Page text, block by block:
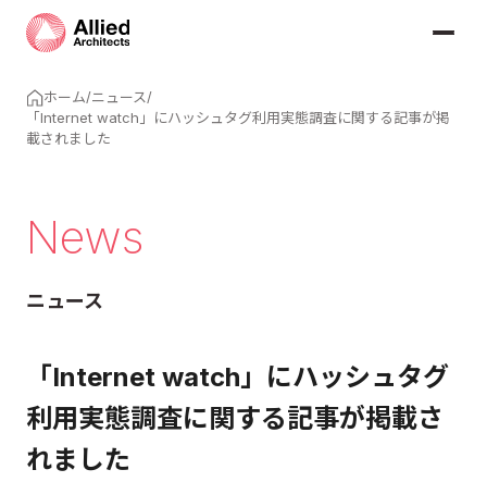
ホーム/ニュース/
「Internet watch」にハッシュタグ利用実態調査に関する記事が掲
載されました
News
ニュース
「Internet watch」にハッシュタグ
利用実態調査に関する記事が掲載さ
れました